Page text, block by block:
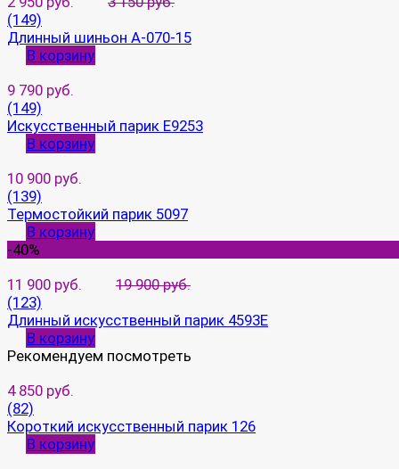
(149)
Длинный шиньон A-070-15
В корзину
9 790 руб.
(149)
Искусственный парик E9253
В корзину
10 900 руб.
(139)
Термостойкий парик 5097
В корзину
-40%
11 900 руб.
19 900 руб.
(123)
Длинный искусственный парик 4593E
В корзину
Рекомендуем посмотреть
4 850 руб.
(82)
Короткий искусственный парик 126
В корзину